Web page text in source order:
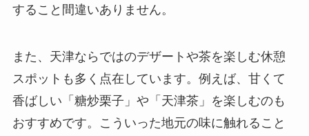
すること間違いありません。
また、天津ならではのデザートや茶を楽しむ休憩
スポットも多く点在しています。例えば、甘くて
香ばしい「糖炒栗子」や「天津茶」を楽しむのも
おすすめです。こういった地元の味に触れること